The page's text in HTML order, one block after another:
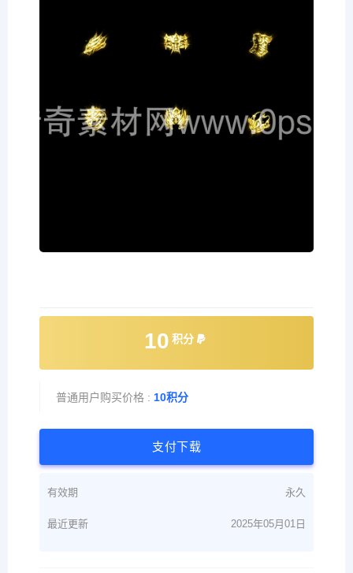
10 积分
普通用户购买价格 : 10积分
支付下载
有效期 永久
最近更新 2025年05月01日